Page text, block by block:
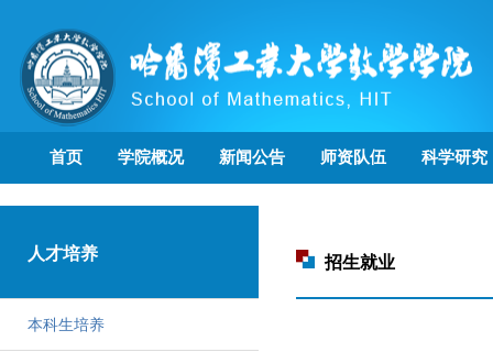
首页 学院概况 新闻公告 师资队伍 科学研究
人才培养
本科生培养
招生就业